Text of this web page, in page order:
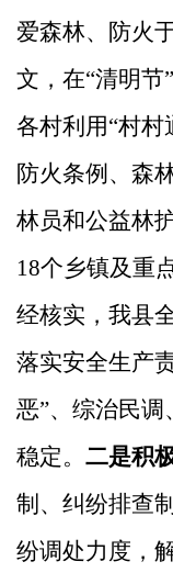
爱森林、防火
文，在“清明节
各村利用“村
防火条例、森
林员和公益林
18个乡镇及重
经核实，我县
落实安全生产
恶”、综治民
稳定。 二是积
制、纠纷排查
纷调处力度，